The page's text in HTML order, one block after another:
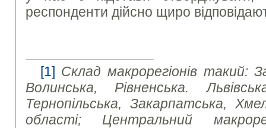
респонденти дійсно щиро
[1] Склад макрорегіонів такий:
Волинська, Рівненська.
Тернопільська, Закарпатська,
області; Центральний